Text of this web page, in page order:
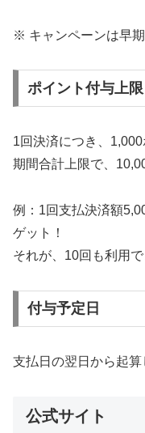
※ キャンペーンは早期
ポイント付与上限
1回決済につき、1,000
期間合計上限で、
例：1回支払決済額
ゲット！
それが、10回も利用で
付与予定日
支払日の翌日から起算
公式サイト